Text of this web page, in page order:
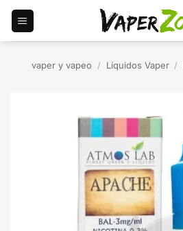
Saltar
contenido
vaper y vapeo / Líquidos Vaper /